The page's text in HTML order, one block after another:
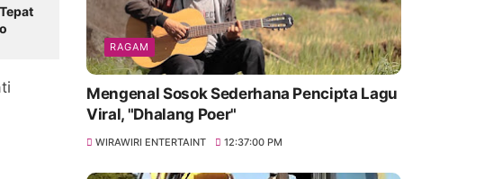
RAGAM
Mengenal Sosok Sederhana Pencipta Lagu
Viral, "Dhalang Poer"
WIRAWIRI ENTERTAINT 12:37:00 PM